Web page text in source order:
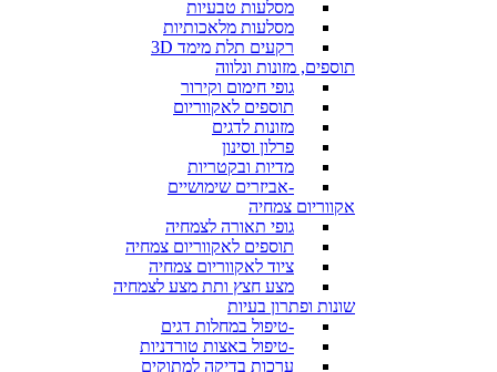
מסלעות טבעיות
מסלעות מלאכותיות
רקעים תלת מימד 3D
תוספים, מזונות ונלווה
גופי חימום וקירור
תוספים לאקווריום
מזונות לדגים
פרלון וסינון
מדיות ובקטריות
-אביזרים שימושיים
אקווריום צמחיה
גופי תאורה לצמחיה
תוספים לאקווריום צמחיה
ציוד לאקווריום צמחיה
מצע חצץ ותת מצע לצמחיה
שונות ופתרון בעיות
-טיפול במחלות דגים
-טיפול באצות טורדניות
ערכות בדיקה למתוקים